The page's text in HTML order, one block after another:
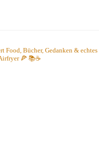
Food, Bücher, Gedanken & echtes
🍕 📚☕️